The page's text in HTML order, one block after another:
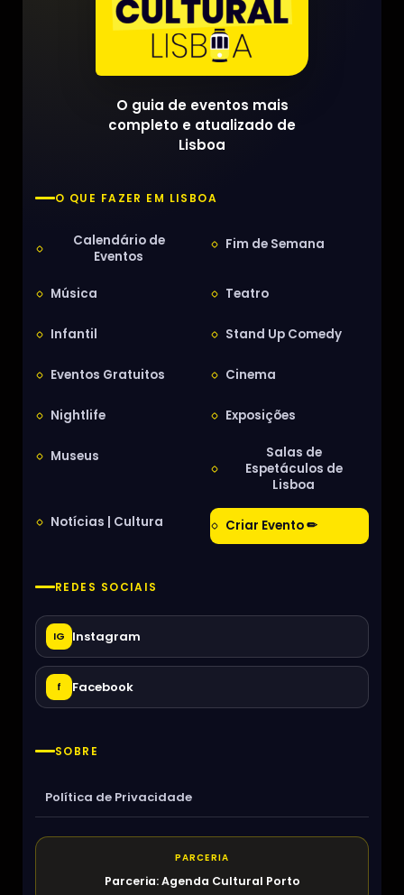
O guia de eventos mais
completo e atualizado de
Lisboa
O QUE FAZER EM LISBOA
Calendário de
Eventos
Fim de Semana
Música Teatro
Infantil Stand Up Comedy
Eventos Gratuitos Cinema
Nightlife Exposições
Museus
Salas de
Espetáculos de
Lisboa
Notícias | Cultura Criar Evento ✏
REDES SOCIAIS
IG Instagram
f Facebook
SOBRE
Política de Privacidade
PARCERIA
Parceria: Agenda Cultural Porto